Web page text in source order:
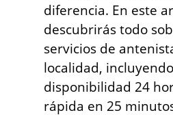
diferencia. En este
descubrirás todo
servicios de
localidad, incluyendo
disponibilidad 24
rápida en 25